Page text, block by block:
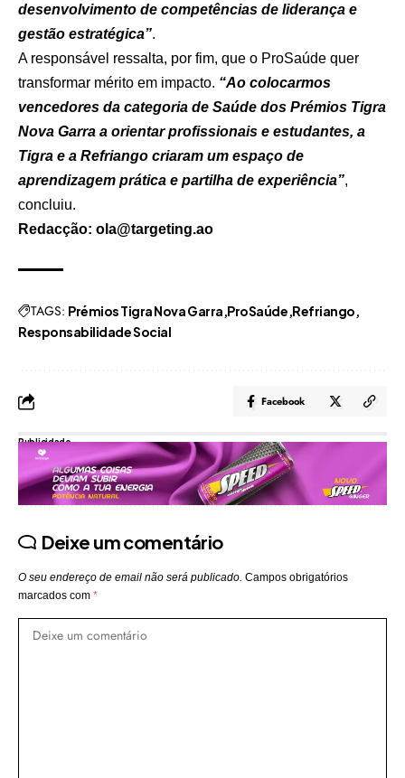
desenvolvimento de competências de liderança e
gestão estratégica”.
A responsável ressalta, por fim, que o ProSaúde quer
transformar mérito em impacto. “Ao colocarmos
vencedores da categoria de Saúde dos Prémios Tigra
Nova Garra a orientar profissionais e estudantes, a
Tigra e a Refriango criaram um espaço de
aprendizagem prática e partilha de experiência”,
concluiu.
Redacção: ola@targeting.ao
TAGS: Prémios Tigra Nova Garra ProSaúde Refriango
Responsabilidade Social
Facebook
Publicidade
Deixe um comentário
O seu endereço de email não será publicado. Campos obrigatórios
marcados com *